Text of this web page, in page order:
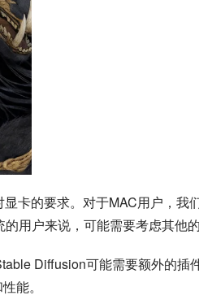
卡的要求。对于MAC用户，我
用户来说，可能需要考虑其他的
Diffusion可能需要额外的插
能。